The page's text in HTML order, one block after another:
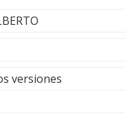
versiones